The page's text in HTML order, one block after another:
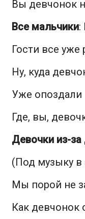
Вы девчонок
Все мальчики:
Гости все уже
Ну, куда
Уже опоздали
Где, вы,
Девочки из-за
(Под музыку в
Мы порой не
Как девчонок